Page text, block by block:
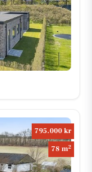
795.000 kr
78 m2